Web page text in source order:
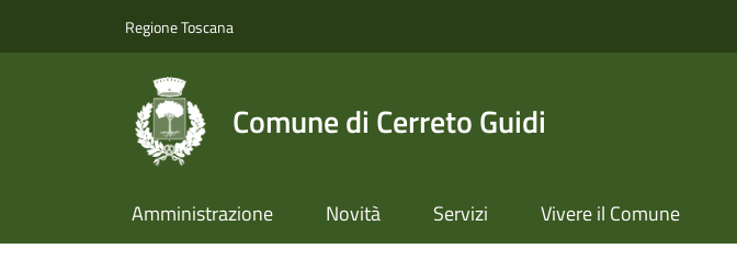
Regione Toscana
Comune di Cerreto Guidi
Amministrazione Novità Servizi Vivere il Comune